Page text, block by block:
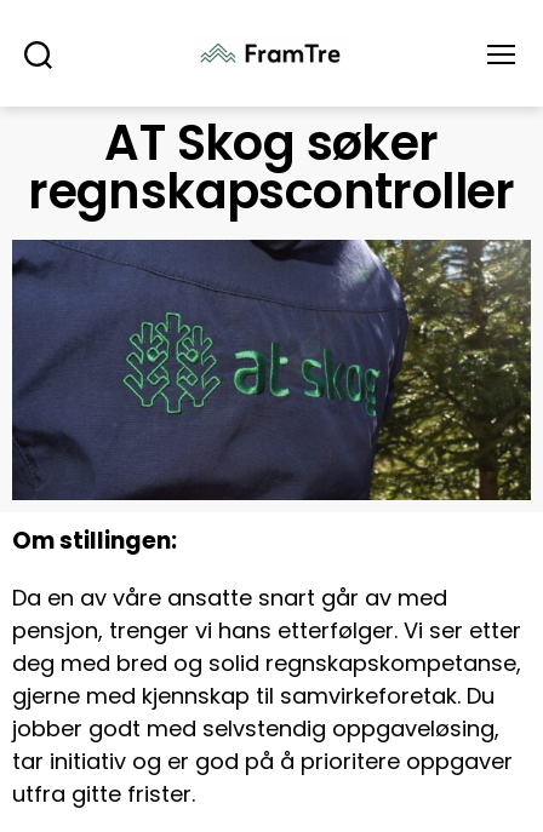
AT Skog søker
regnskapscontroller
Om stillingen:
Da en av våre ansatte snart går av med
pensjon, trenger vi hans etterfølger. Vi ser etter
deg med bred og solid regnskapskompetanse,
gjerne med kjennskap til samvirkeforetak. Du
jobber godt med selvstendig oppgaveløsing,
tar initiativ og er god på å prioritere oppgaver
utfra gitte frister.